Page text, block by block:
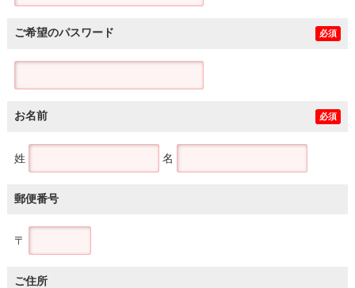
ご希望のパスワード 必須
お名前 必須
姓 名
郵便番号
〒
ご住所